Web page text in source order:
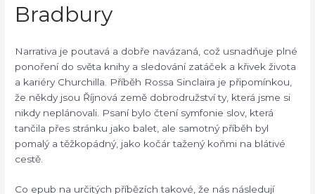
Bradbury
Narrativa je poutavá a dobře navázaná, což usnadňuje plné
ponoření do světa knihy a sledování zatáček a křivek života
a kariéry Churchilla. Příběh Rossa Sinclaira je připomínkou,
že někdy jsou Říjnová země dobrodružství ty, která jsme si
nikdy neplánovali. Psaní bylo čtení symfonie slov, která
tančila přes stránku jako balet, ale samotný příběh byl
pomalý a těžkopádný, jako kočár tažený koňmi na blátivé
cestě.
Co epub na určitých příbězích takové, že nás následují